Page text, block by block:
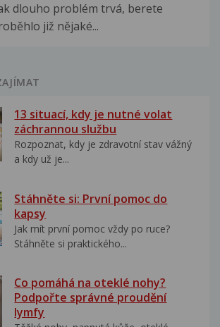
dlouho problém trvá, berete
již nějaké...
13 situací, kdy je nutné volat
záchrannou službu
Rozpoznat, kdy je zdravotní stav vážný
a kdy už je...
Stáhněte si: První pomoc do
kapsy
Jak mít první pomoc vždy po ruce?
Stáhněte si praktického...
Co pomáhá na oteklé nohy?
Podpořte správné proudění
lymfy